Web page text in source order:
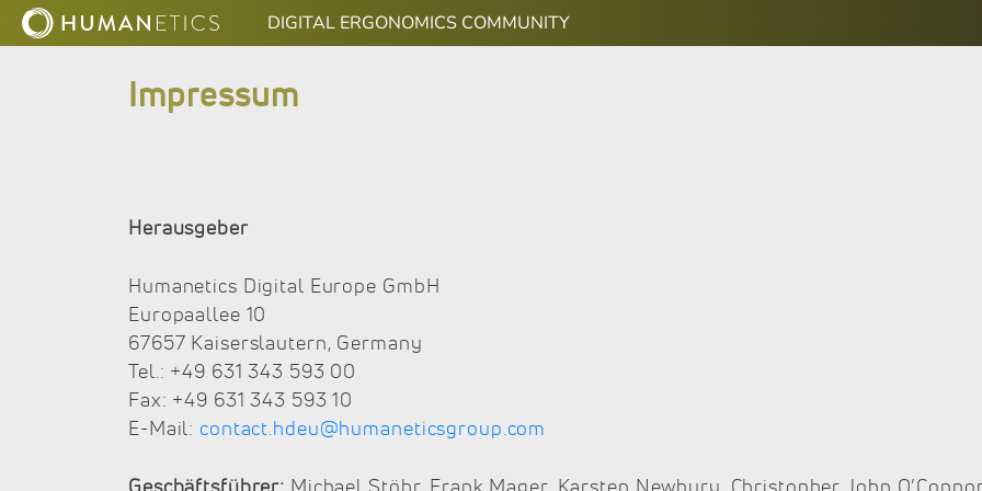
DIGITAL ERGONOMICS COMMUNITY
Impressum
Herausgeber
Humanetics Digital Europe GmbH
Europaallee 10
67657 Kaiserslautern, Germany
Tel.: +49 631 343 593 00
Fax: +49 631 343 593 10
E-Mail: contact.hdeu@humaneticsgroup.com